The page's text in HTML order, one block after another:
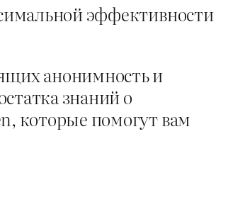
эффективности
анонимность и
знаний о
которые помогут вам